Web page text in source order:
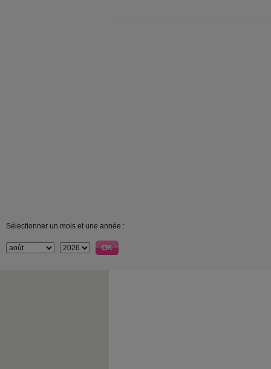
Sélectionner un mois et une année :